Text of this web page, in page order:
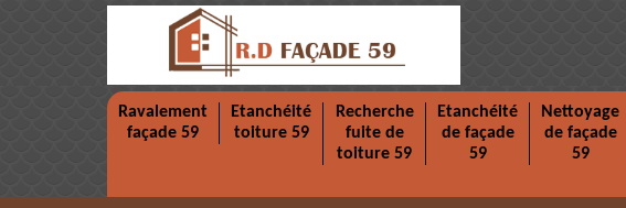
Ravalement
façade 59
Etanchéité
toiture 59
Recherche
fuite de
toiture 59
Etanchéité
de façade
59
Nettoyage
de façade
59